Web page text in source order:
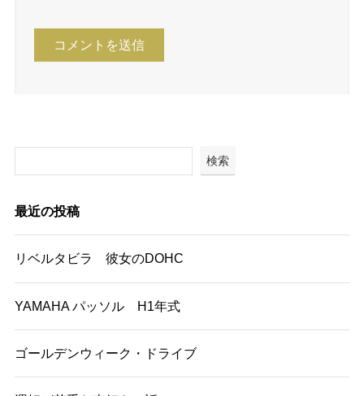
検索
最近の投稿
リベルタビラ 彼女のDOHC
YAMAHA パッソル H1年式
ゴールデンウィーク・ドライブ